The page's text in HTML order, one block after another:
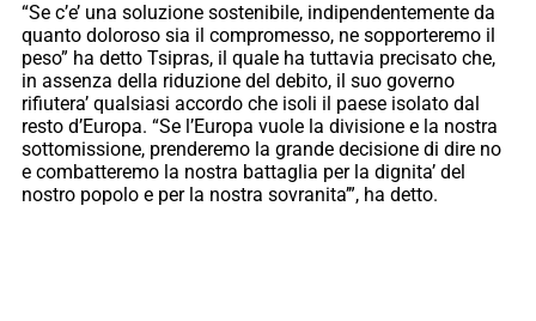
“Se c’e’ una soluzione sostenibile, indipendentemente da
quanto doloroso sia il compromesso, ne sopporteremo il
peso” ha detto Tsipras, il quale ha tuttavia precisato che,
in assenza della riduzione del debito, il suo governo
rifiutera’ qualsiasi accordo che isoli il paese isolato dal
resto d’Europa. “Se l’Europa vuole la divisione e la nostra
sottomissione, prenderemo la grande decisione di dire no
e combatteremo la nostra battaglia per la dignita’ del
nostro popolo e per la nostra sovranita’”, ha detto.